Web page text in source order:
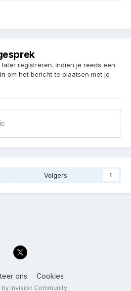
registreren. Indien je reeds een
om het bericht te plaatsen met je
Volgers 1
ons Cookies
Invision Community